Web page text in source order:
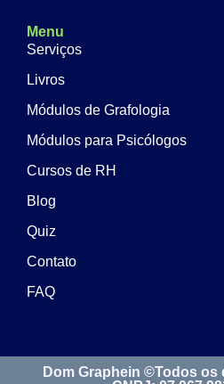
Menu
Serviços
Livros
Módulos de Grafologia
Módulos para Psicólogos
Cursos de RH
Blog
Quiz
Contato
FAQ
Dom Graphein ©Todos